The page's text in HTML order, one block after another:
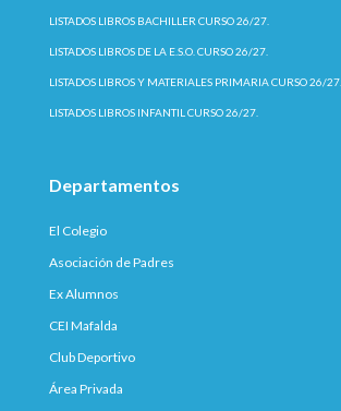
LISTADOS LIBROS BACHILLER CURSO 26/27.
LISTADOS LIBROS DE LA E.S.O. CURSO 26/27.
LISTADOS LIBROS Y MATERIALES PRIMARIA CURSO 26/27.
LISTADOS LIBROS INFANTIL CURSO 26/27.
Departamentos
El Colegio
Asociación de Padres
Ex Alumnos
CEI Mafalda
Club Deportivo
Área Privada